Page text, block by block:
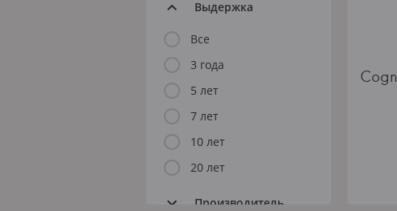
Выдержка
Все
3 года
5 лет
7 лет
10 лет
20 лет
Производитель